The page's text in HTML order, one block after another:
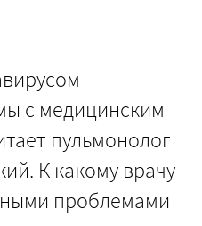
с медицинским
пульмонолог
К какому врачу
проблемами